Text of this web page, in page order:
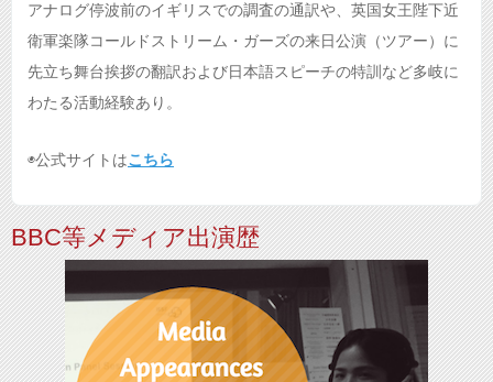
アナログ停波前のイギリスでの調査の通訳や、英国女王陛下近
衛軍楽隊コールドストリーム・ガーズの来日公演（ツアー）に
先立ち舞台挨拶の翻訳および日本語スピーチの特訓など多岐に
わたる活動経験あり。
◉公式サイトはこちら
BBC等メディア出演歴